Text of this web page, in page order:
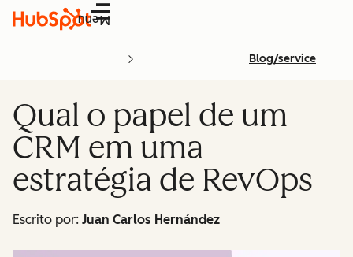
Menu
Blog/service
Qual o papel de um
CRM em uma
estratégia de RevOps
Escrito por: Juan Carlos Hernández